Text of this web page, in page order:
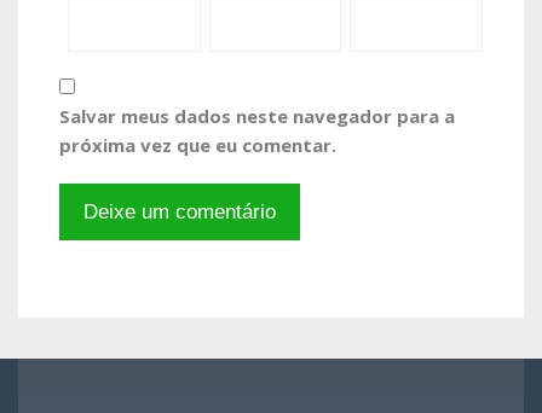
Salvar meus dados neste navegador para a
próxima vez que eu comentar.